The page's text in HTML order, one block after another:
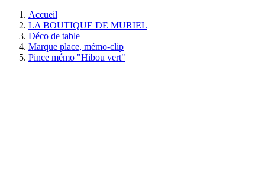
Accueil
LA BOUTIQUE DE MURIEL
Déco de table
Marque place, mémo-clip
Pince mémo "Hibou vert"